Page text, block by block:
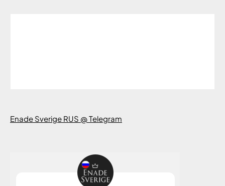
Enade Sverige RUS @ Telegram